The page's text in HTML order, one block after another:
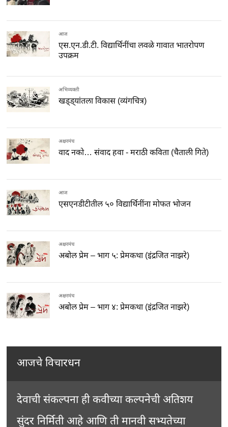
आज
एस.एन.डी.टी. विद्यार्थिनींचा लवळे गावात भातरोपण
उपक्रम
अभिव्यक्ती
खड्ड्यांतला विकास (व्यंगचित्र)
अक्षरमंच
वाद नको… संवाद हवा - मराठी कविता (चैताली गिते)
आज
एसएनडीटीतील ५० विद्यार्थिनींना मोफत भोजन
अक्षरमंच
अबोल प्रेम – भाग ५: प्रेमकथा (इंद्रजित नाझरे)
अक्षरमंच
अबोल प्रेम – भाग ४: प्रेमकथा (इंद्रजित नाझरे)
आजचे विचारधन
देवाची संकल्पना ही कवीच्या कल्पनेची अतिशय
सुंदर निर्मिती आहे आणि ती मानवी सभ्यतेच्या